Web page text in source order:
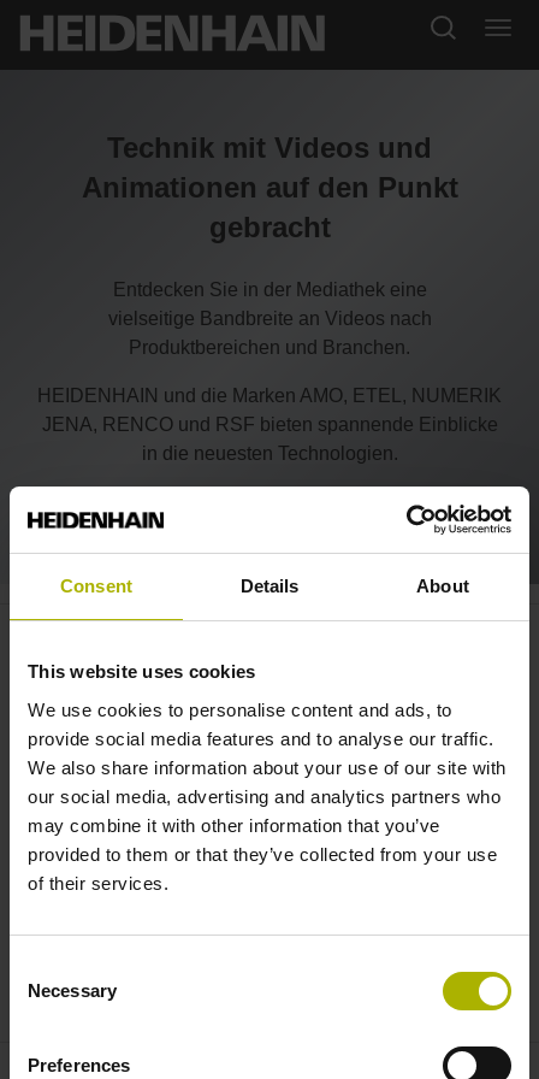
Consent Details About
This website uses cookies
We use cookies to personalise content and ads, to
provide social media features and to analyse our traffic.
We also share information about your use of our site with
our social media, advertising and analytics partners who
may combine it with other information that you’ve
provided to them or that they’ve collected from your use
of their services.
Selection
Necessary
Preferences
Technik mit Videos und
Animationen auf den Punkt
gebracht
Entdecken Sie in der Mediathek eine
vielseitige Bandbreite an Videos nach
Produktbereichen und Branchen.
HEIDENHAIN und die Marken AMO, ETEL, NUMERIK
JENA, RENCO und RSF bieten spannende Einblicke
in die neuesten Technologien.
RVM 4000: Vergleichsmessgerät
für Rund- und Schwenktische |
HEIDENHAIN
VERGLEICHSMESSGERÄT RVM 4000